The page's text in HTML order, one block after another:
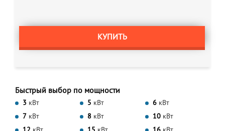
КУПИТЬ
Быстрый выбор по мощности
3 кВт 5 кВт 6 кВт
7 кВт 8 кВт 10 кВт